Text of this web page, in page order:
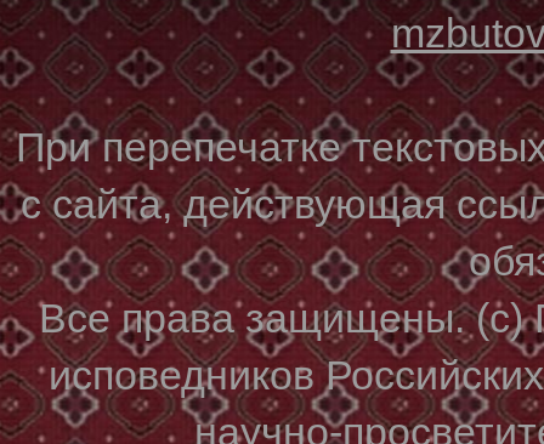
При перепечатке
с сайта, действующая
Все права защищены. (с)
исповедников
научно-